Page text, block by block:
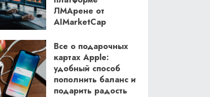
ЛМАрене от
AIMarketCap
Все о подарочных
картах Apple:
удобный способ
пополнить баланс и
подарить радость